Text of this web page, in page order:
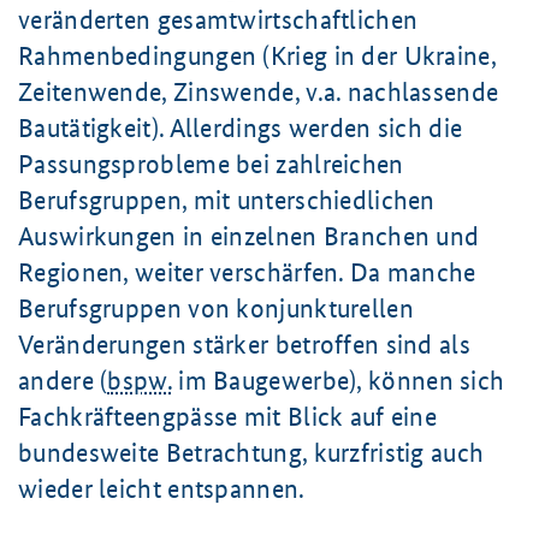
veränderten gesamtwirtschaftlichen
Rahmenbedingungen (Krieg in der Ukraine,
Zeitenwende, Zinswende, v.a. nachlassende
Bautätigkeit). Allerdings werden sich die
Passungsprobleme bei zahlreichen
Berufsgruppen, mit unterschiedlichen
Auswirkungen in einzelnen Branchen und
Regionen, weiter verschärfen. Da manche
Berufsgruppen von konjunkturellen
Veränderungen stärker betroffen sind als
andere (bspw.im Baugewerbe), können sich
Fachkräfteengpässe mit Blick auf eine
bundesweite Betrachtung, kurzfristig auch
wieder leicht entspannen.